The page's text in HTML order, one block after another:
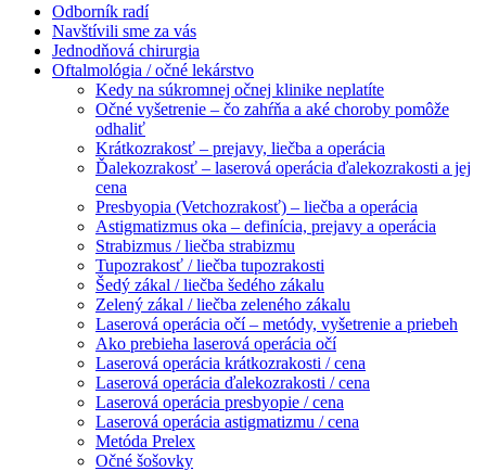
Odborník radí
Navštívili sme za vás
Jednodňová chirurgia
Oftalmológia / očné lekárstvo
Kedy na súkromnej očnej klinike neplatíte
Očné vyšetrenie – čo zahŕňa a aké choroby pomôže
odhaliť
Krátkozrakosť – prejavy, liečba a operácia
Ďalekozrakosť – laserová operácia ďalekozrakosti a jej
cena
Presbyopia (Vetchozrakosť) – liečba a operácia
Astigmatizmus oka – definícia, prejavy a operácia
Strabizmus / liečba strabizmu
Tupozrakosť / liečba tupozrakosti
Šedý zákal / liečba šedého zákalu
Zelený zákal / liečba zeleného zákalu
Laserová operácia očí – metódy, vyšetrenie a priebeh
Ako prebieha laserová operácia očí
Laserová operácia krátkozrakosti / cena
Laserová operácia ďalekozrakosti / cena
Laserová operácia presbyopie / cena
Laserová operácia astigmatizmu / cena
Metóda Prelex
Očné šošovky